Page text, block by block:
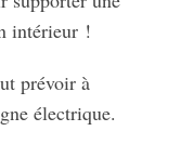
intérieur !
prévoir à
électrique.